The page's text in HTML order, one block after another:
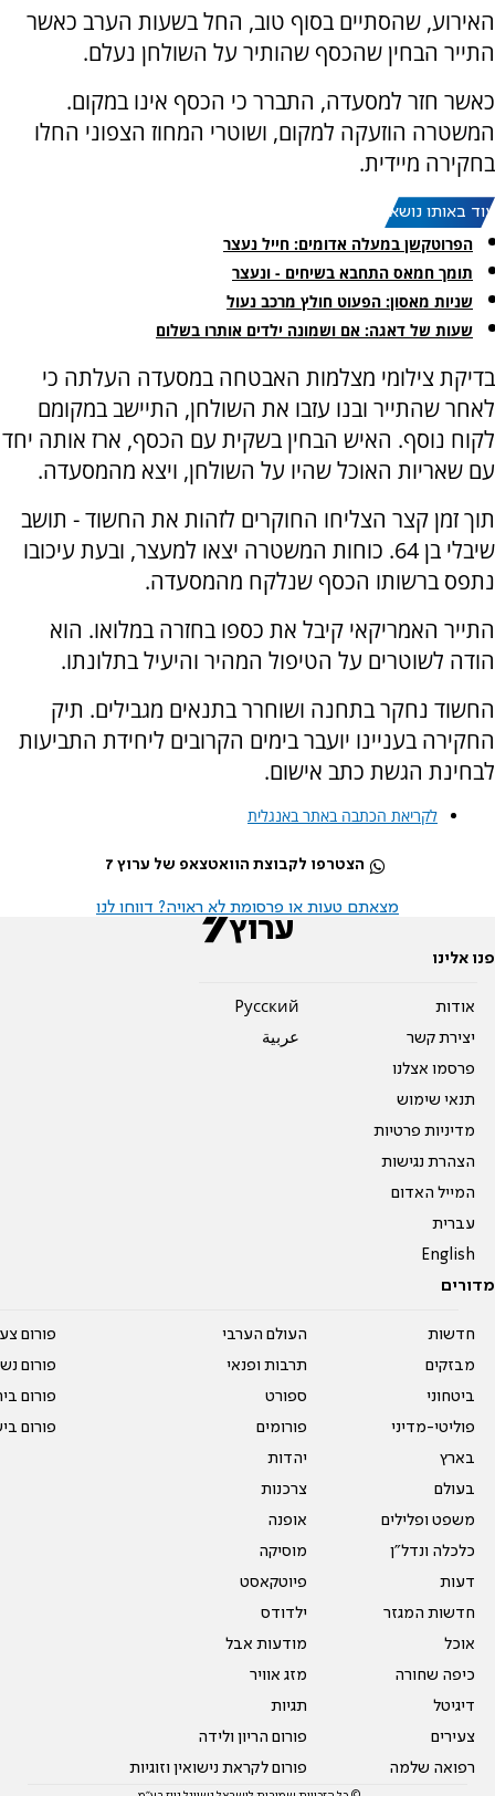
האירוע, שהסתיים בסוף טוב, החל בשעות הערב כאשר
התייר הבחין שהכסף שהותיר על השולחן נעלם.
כאשר חזר למסעדה, התברר כי הכסף אינו במקום.
המשטרה הוזעקה למקום, ושוטרי המחוז הצפוני החלו
בחקירה מיידית.
עוד באותו נושא:
הפרוטקשן במעלה אדומים: חייל נעצר
תומך חמאס התחבא בשיחים - ונעצר
שניות מאסון: הפעוט חולץ מרכב נעול
שעות של דאגה: אם ושמונה ילדים אותרו בשלום
בדיקת צילומי מצלמות האבטחה במסעדה העלתה כי
לאחר שהתייר ובנו עזבו את השולחן, התיישב במקומם
לקוח נוסף. האיש הבחין בשקית עם הכסף, ארז אותה יחד
עם שאריות האוכל שהיו על השולחן, ויצא מהמסעדה.
תוך זמן קצר הצליחו החוקרים לזהות את החשוד - תושב
שיבלי בן 64. כוחות המשטרה יצאו למעצר, ובעת עיכובו
נתפס ברשותו הכסף שנלקח מהמסעדה.
התייר האמריקאי קיבל את כספו בחזרה במלואו. הוא
הודה לשוטרים על הטיפול המהיר והיעיל בתלונתו.
החשוד נחקר בתחנה ושוחרר בתנאים מגבילים. תיק
החקירה בעניינו יועבר בימים הקרובים ליחידת התביעות
לבחינת הגשת כתב אישום.
לקריאת הכתבה באתר באנגלית
הצטרפו לקבוצת הוואטצאפ של ערוץ 7
מצאתם טעות או פרסומת לא ראויה? דווחו לנו
פנו אלינו
אודות
יצירת קשר
פרסמו אצלנו
תנאי שימוש
מדיניות פרטיות
הצהרת נגישות
המייל האדום
עברית
English
Pусский
عربية
מדורים
חדשות
מבזקים
ביטחוני
פוליטי-מדיני
בארץ
בעולם
משפט ופלילים
כלכלה ונדל"ן
דעות
חדשות המגזר
אוכל
כיפה שחורה
דיגיטל
צעירים
רפואה שלמה
העולם הערבי
תרבות ופנאי
ספורט
פורומים
יהדות
צרכנות
אופנה
מוסיקה
פיוטקאסט
ילדודס
מודעות אבל
מזג אוויר
תגיות
פורום הריון ולידה
פורום לקראת נישואין וזוגיות
פורום
פורום
פורום
פורום